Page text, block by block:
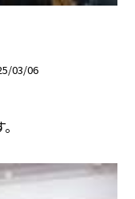
03/06